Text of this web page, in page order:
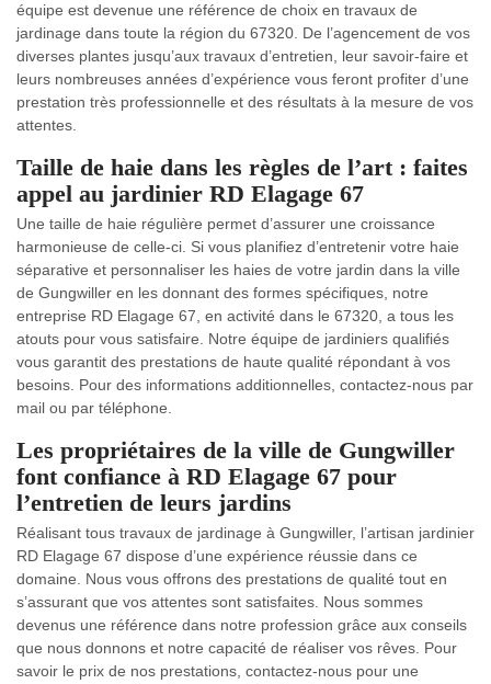
équipe est devenue une référence de choix en travaux de
jardinage dans toute la région du 67320. De l’agencement de vos
diverses plantes jusqu’aux travaux d’entretien, leur savoir-faire et
leurs nombreuses années d’expérience vous feront profiter d’une
prestation très professionnelle et des résultats à la mesure de vos
attentes.
Taille de haie dans les règles de l’art : faites
appel au jardinier RD Elagage 67
Une taille de haie régulière permet d’assurer une croissance
harmonieuse de celle-ci. Si vous planifiez d’entretenir votre haie
séparative et personnaliser les haies de votre jardin dans la ville
de Gungwiller en les donnant des formes spécifiques, notre
entreprise RD Elagage 67, en activité dans le 67320, a tous les
atouts pour vous satisfaire. Notre équipe de jardiniers qualifiés
vous garantit des prestations de haute qualité répondant à vos
besoins. Pour des informations additionnelles, contactez-nous par
mail ou par téléphone.
Les propriétaires de la ville de Gungwiller
font confiance à RD Elagage 67 pour
l’entretien de leurs jardins
Réalisant tous travaux de jardinage à Gungwiller, l’artisan jardinier
RD Elagage 67 dispose d’une expérience réussie dans ce
domaine. Nous vous offrons des prestations de qualité tout en
s’assurant que vos attentes sont satisfaites. Nous sommes
devenus une référence dans notre profession grâce aux conseils
que nous donnons et notre capacité de réaliser vos rêves. Pour
savoir le prix de nos prestations, contactez-nous pour une